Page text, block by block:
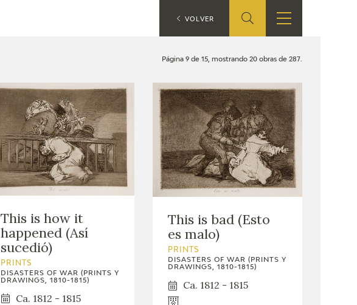
EN
PUBLICACIONES ONLINE SHOP
EDUCA
RECURSOS
EDUCATIVOS
ARASAAC
Página 9 de 15, mostrando 20 obras de 287.
This is how it
happened (Así
sucedió)
PRINTS
DISASTERS OF WAR (PRINTS Y
DRAWINGS, 1810-1815)
Ca. 1812 - 1815
This is bad (Esto
es malo)
PRINTS
DISASTERS OF WAR (PRINTS Y
DRAWINGS, 1810-1815)
Ca. 1812 - 1815
VOLVER